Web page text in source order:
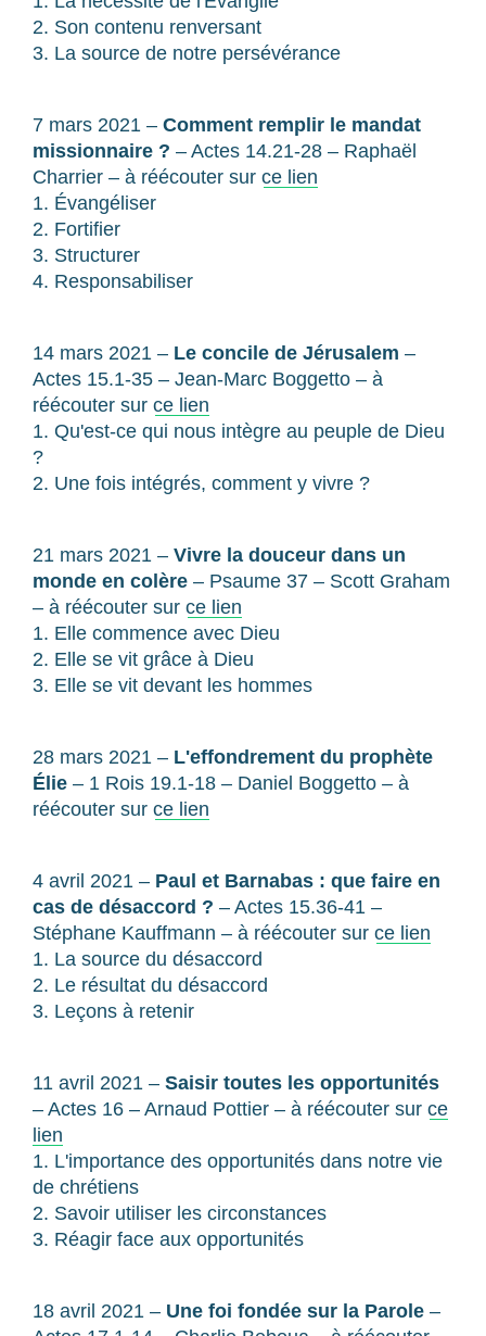
2. Son contenu renversant
3. La source de notre persévérance
7 mars 2021 – Comment remplir le mandat
missionnaire ? – Actes 14.21-28 – Raphaël
Charrier – à réécouter sur ce lien
1. Évangéliser
2. Fortifier
3. Structurer
4. Responsabiliser
14 mars 2021 – Le concile de Jérusalem –
Actes 15.1-35 – Jean-Marc Boggetto – à
réécouter sur ce lien
1. Qu'est-ce qui nous intègre au peuple de Dieu
?
2. Une fois intégrés, comment y vivre ?
21 mars 2021 – Vivre la douceur dans un
monde en colère – Psaume 37 – Scott Graham
– à réécouter sur ce lien
1. Elle commence avec Dieu
2. Elle se vit grâce à Dieu
3. Elle se vit devant les hommes
28 mars 2021 – L'effondrement du prophète
Élie – 1 Rois 19.1-18 – Daniel Boggetto – à
réécouter sur ce lien
4 avril 2021 – Paul et Barnabas : que faire en
cas de désaccord ? – Actes 15.36-41 –
Stéphane Kauffmann – à réécouter sur ce lien
1. La source du désaccord
2. Le résultat du désaccord
3. Leçons à retenir
11 avril 2021 – Saisir toutes les opportunités
– Actes 16 – Arnaud Pottier – à réécouter sur ce
lien
1. L'importance des opportunités dans notre vie
de chrétiens
2. Savoir utiliser les circonstances
3. Réagir face aux opportunités
18 avril 2021 – Une foi fondée sur la Parole –